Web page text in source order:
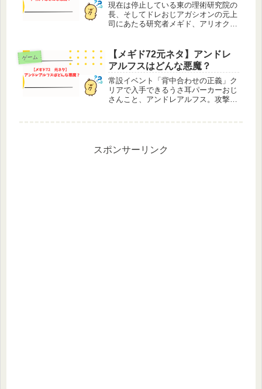
現在は停止している東の理術研究院の
長、そしてドレおじアガシオンの元上
司にあたる研究者メギド、アリオク。
レティでおなじみ道井 悠さんです。
最初に名前が出たのはイベント「この
手...
ゲーム
【メギド72元ネタ】アンドレ
アルフスはどんな悪魔？
常設イベント「背中合わせの正義」ク
リアで入手できるうさ耳パーカーおじ
さんこと、アンドレアルフス。攻撃・
スポンサーリンク